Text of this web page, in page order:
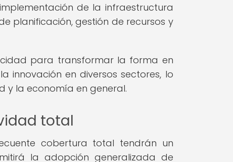
de la infraestructura
planificación, gestión de recursos y
para transformar la forma en
en diversos sectores, lo
y la economía en general.
total
cobertura total tendrán un
la adopción generalizada de